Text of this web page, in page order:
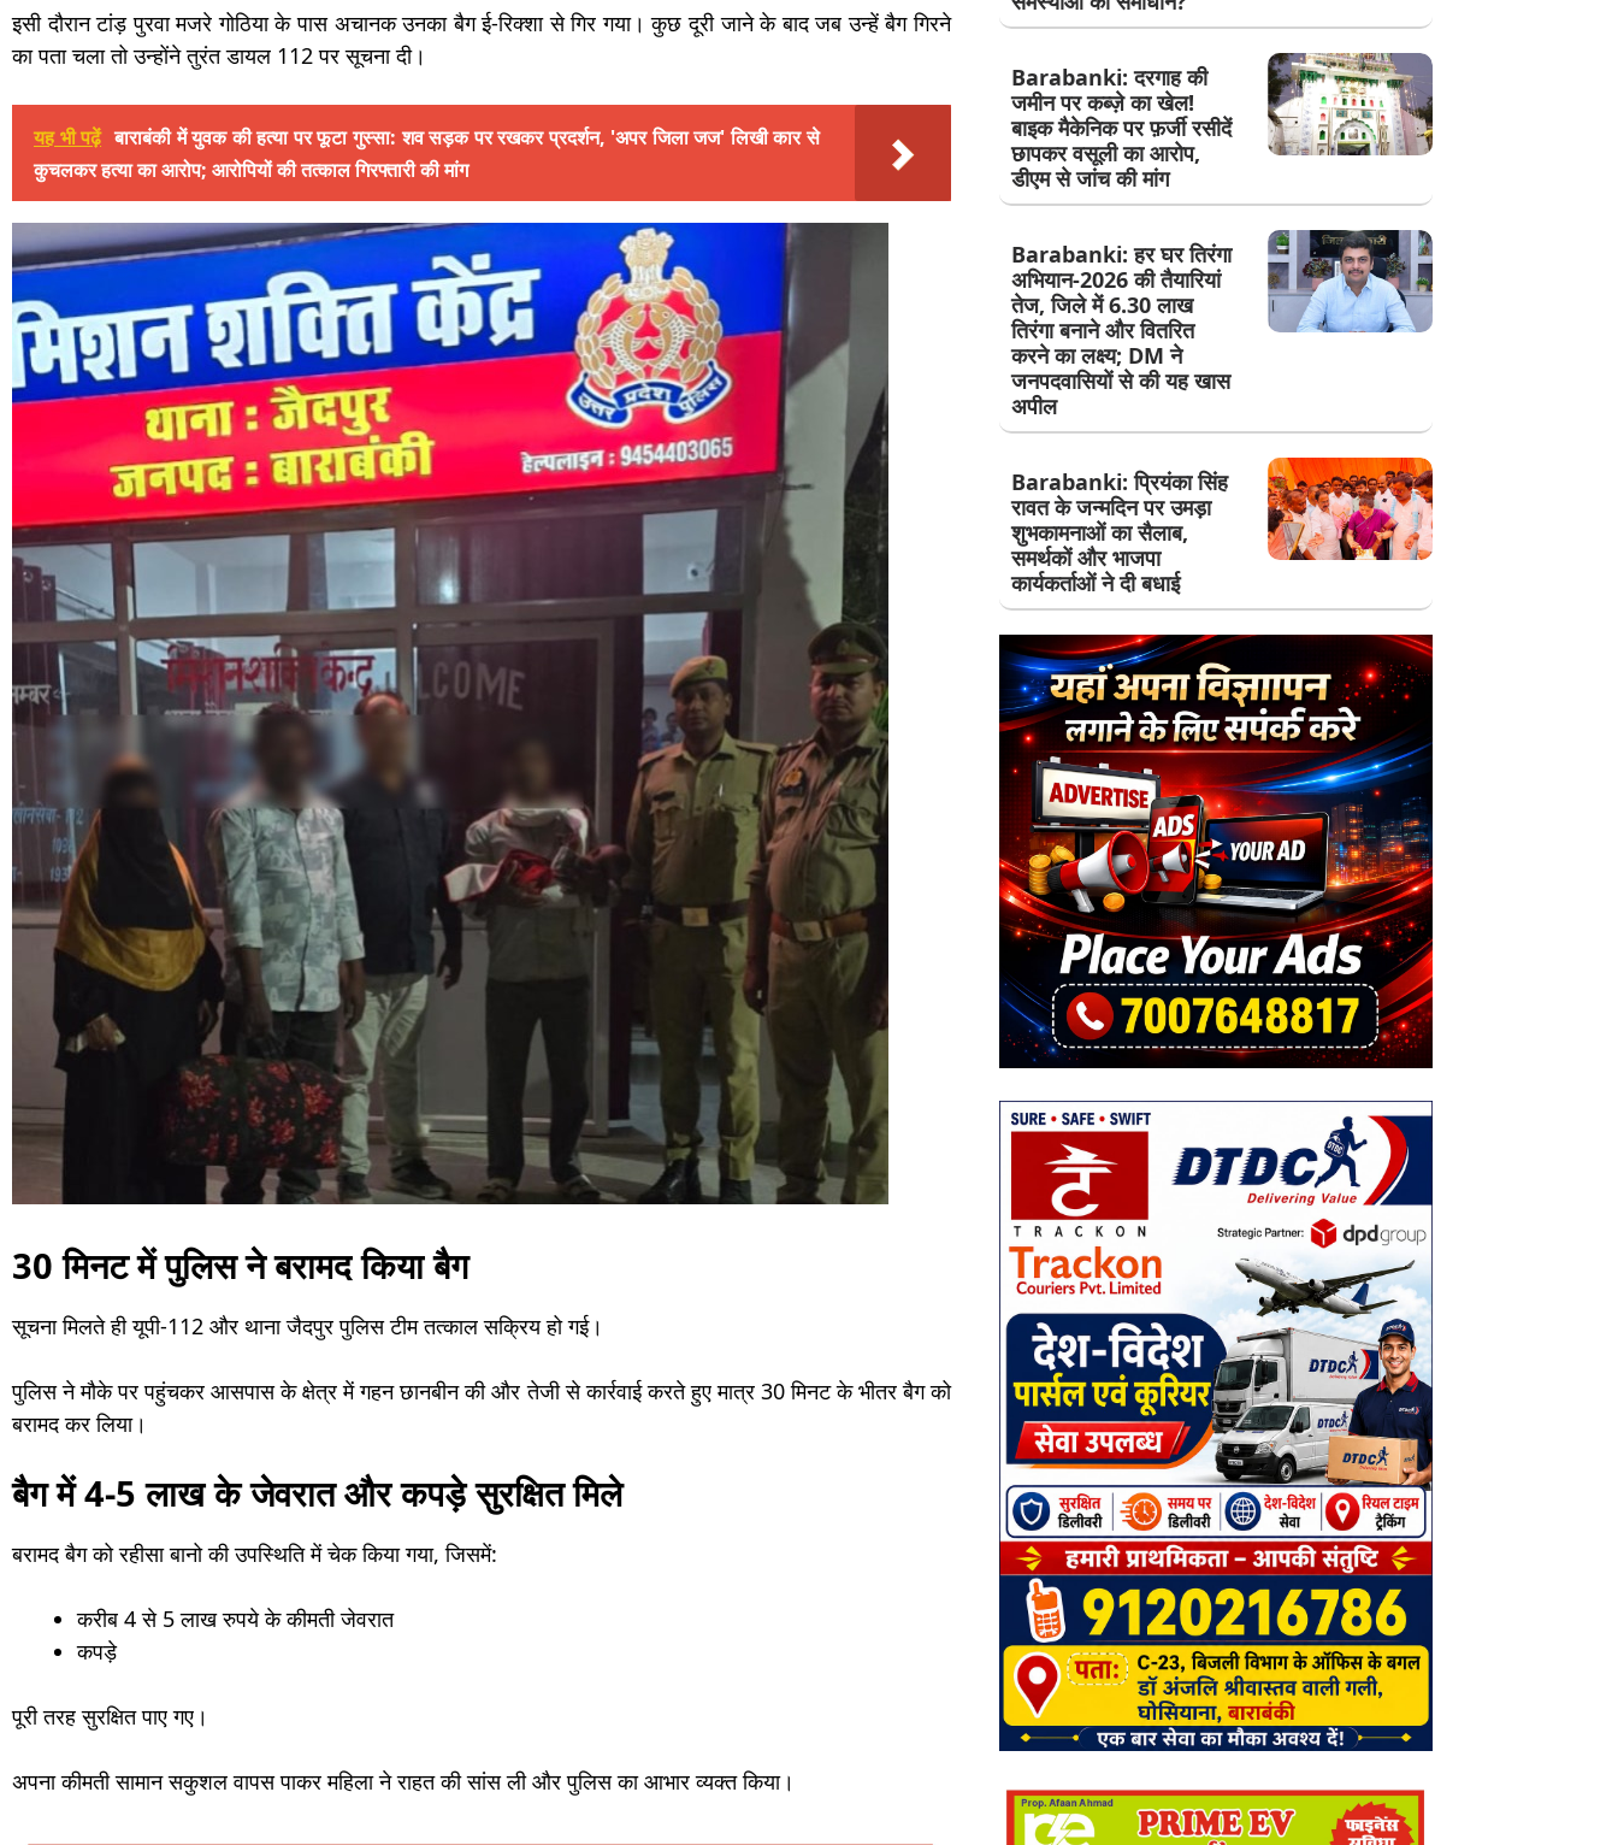
इसी दौरान टांड़ पुरवा मजरे गोठिया के पास अचानक उनका बैग ई-रिक्शा से गिर गया। कुछ दूरी जाने के बाद जब उन्हें बैग गिरने
का पता चला तो उन्होंने तुरंत डायल 112 पर सूचना दी।
यह भी पढ़ें बाराबंकी में युवक की हत्या पर फूटा गुस्सा: शव सड़क पर रखकर प्रदर्शन, 'अपर जिला जज' लिखी कार से
कुचलकर हत्या का आरोप; आरोपियों की तत्काल गिरफ्तारी की मांग
30 मिनट में पुलिस ने बरामद किया बैग
सूचना मिलते ही यूपी-112 और थाना जैदपुर पुलिस टीम तत्काल सक्रिय हो गई।
पुलिस ने मौके पर पहुंचकर आसपास के क्षेत्र में गहन छानबीन की और तेजी से कार्रवाई करते हुए मात्र 30 मिनट के भीतर बैग को
बरामद कर लिया।
बैग में 4-5 लाख के जेवरात और कपड़े सुरक्षित मिले
बरामद बैग को रहीसा बानो की उपस्थिति में चेक किया गया, जिसमें:
करीब 4 से 5 लाख रुपये के कीमती जेवरात
कपड़े
पूरी तरह सुरक्षित पाए गए।
अपना कीमती सामान सकुशल वापस पाकर महिला ने राहत की सांस ली और पुलिस का आभार व्यक्त किया।
Barabanki: दरगाह की
जमीन पर कब्ज़े का खेल!
बाइक मैकेनिक पर फ़र्जी रसीदें
छापकर वसूली का आरोप,
डीएम से जांच की मांग
Barabanki: हर घर तिरंगा
अभियान-2026 की तैयारियां
तेज, जिले में 6.30 लाख
तिरंगा बनाने और वितरित
करने का लक्ष्य; DM ने
जनपदवासियों से की यह खास
अपील
Barabanki: प्रियंका सिंह
रावत के जन्मदिन पर उमड़ा
शुभकामनाओं का सैलाब,
समर्थकों और भाजपा
कार्यकर्ताओं ने दी बधाई